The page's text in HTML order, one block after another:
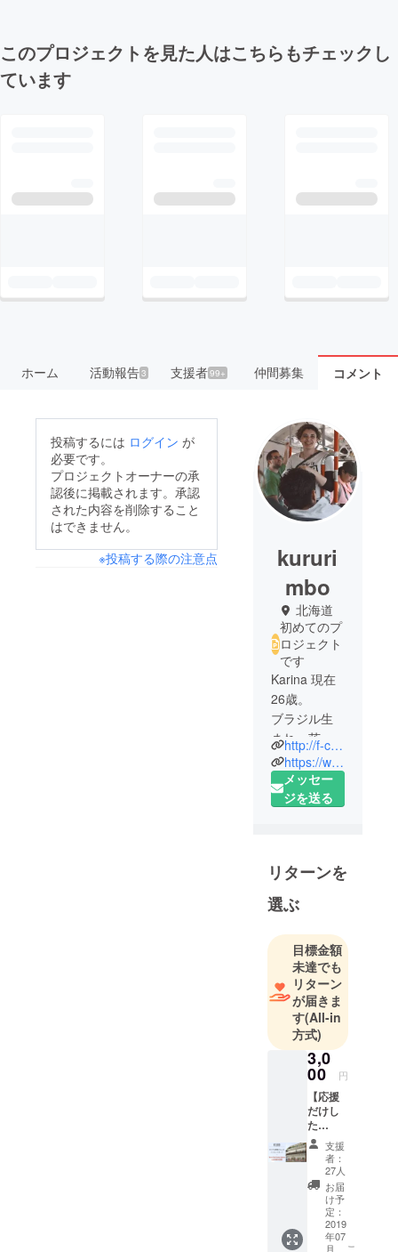
このプロジェクトを見た人はこちらもチェックし
ています
ホーム 活動報告3 支援者99+ 仲間募集 コメント
投稿するには ログイン が
必要です。
プロジェクトオーナーの承
認後に掲載されます。承認
された内容を削除すること
はできません。
※投稿する際の注意点
kururi
mbo
北海道
初めてのプ
ロジェクト
です
Karina 現在
26歳。
ブラジル生
まれ、茨城
育ち。
４ヶ国語
（日本語、
語）を話
し、
持ち前の明
るさとタフ
さでメキシ
コで奮闘し
ています！
http://f-commission.com/
https://www.facebook.com/karina.steffenoliveira
メッセー
ジを送る
リターンを
選ぶ
目標金額
未達でも
リターン
が届きま
す(All-in
方式)
3,0
00 円
【応援
だけし
た
い！】
3000円
心のこ
もった
メッ
セージ
をお届
けしま
支援
者：
27人
お届
け予
定：
2019
年07
月
こ